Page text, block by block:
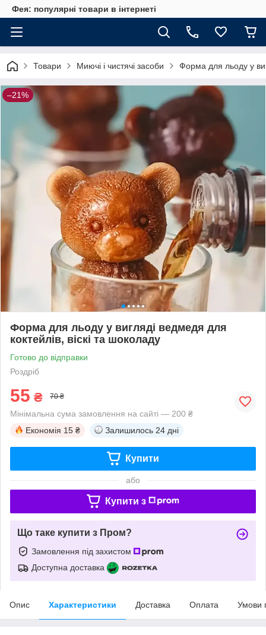
Фея: популярні товари в інтернеті
Товари Миючі і чистячі засоби Форма для льоду у
–21%
Форма для льоду у вигляді ведмедя для
коктейлів, віскі та шоколаду
Готово до відправки
Роздріб
55 ₴ 70 ₴
Мінімальна сума замовлення на сайті — 200 ₴
Економія 15 ₴ Залишилось 24 дні
Купити
або
Купити з
Що таке купити з Пром?
Замовлення під захистом
Доступна доставка
Опис Характеристики Доставка Оплата Умови